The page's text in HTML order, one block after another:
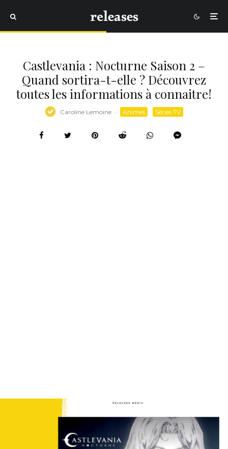
Castlevania : Nocturne Saison 2 –
Quand sortira-t-elle ? Découvrez
toutes les informations à connaitre!
Caroline Lemoine · Animes Séries TV